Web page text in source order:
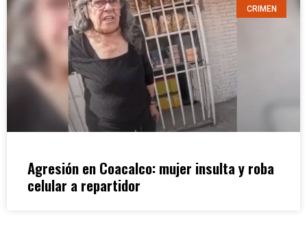
CRIMEN
Agresión en Coacalco: mujer insulta y roba
celular a repartidor